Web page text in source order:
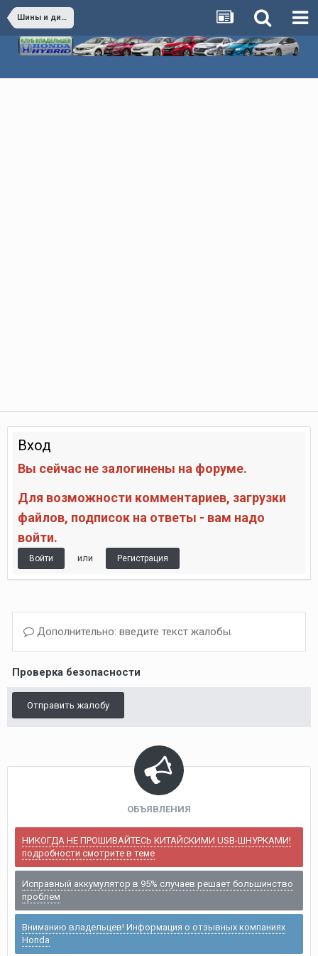
Шины и диски
Вход
Вы сейчас не залогинены на форуме.
Для возможности комментариев, загрузки
файлов, подписок на ответы - вам надо
войти.
Войти или Регистрация
Дополнительно: введите текст жалобы.
Проверка безопасности
Отправить жалобу
ОБЪЯВЛЕНИЯ
НИКОГДА НЕ ПРОШИВАЙТЕСЬ КИТАЙСКИМИ USB-ШНУРКАМИ!
подробности смотрите в теме
Исправный аккумулятор в 95% случаев решает большинство
проблем
Вниманию владельцев! Информация о отзывных компаниях
Honda